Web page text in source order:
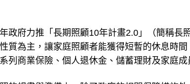
政府力推「長期照顧10年計畫2.0」（簡稱長
質為主，讓家庭照顧者能獲得短暫的休息時
列商業保險、個人退休金、儲蓄理財及家庭成